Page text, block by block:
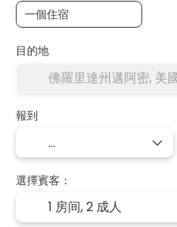
目的地
報到
選擇賓客：
1 房间,2 成人